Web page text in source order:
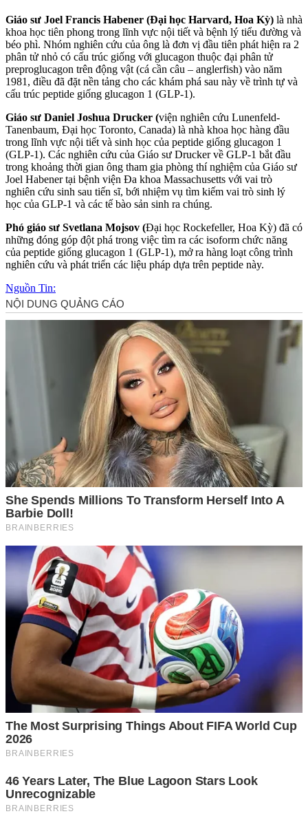
Giáo sư Joel Francis Habener (Đại học Harvard, Hoa Kỳ) là nhà
khoa học tiên phong trong lĩnh vực nội tiết và bệnh lý tiểu đường và
béo phì. Nhóm nghiên cứu của ông là đơn vị đầu tiên phát hiện ra 2
phân tử nhỏ có cấu trúc giống với glucagon thuộc đại phân tử
preproglucagon trên động vật (cá cần câu – anglerfish) vào năm
1981, điều đã đặt nền tảng cho các khám phá sau này về trình tự và
cấu trúc peptide giống glucagon 1 (GLP-1).
Giáo sư Daniel Joshua Drucker (viện nghiên cứu Lunenfeld-
Tanenbaum, Đại học Toronto, Canada) là nhà khoa học hàng đầu
trong lĩnh vực nội tiết và sinh học của peptide giống glucagon 1
(GLP-1). Các nghiên cứu của Giáo sư Drucker về GLP-1 bắt đầu
trong khoảng thời gian ông tham gia phòng thí nghiệm của Giáo sư
Joel Habener tại bệnh viện Đa khoa Massachusetts với vai trò
nghiên cứu sinh sau tiến sĩ, bới nhiệm vụ tìm kiếm vai trò sin‌ּh l‌ּý
học của GLP-1 và các tế bào sản sinh ra chúng.
Phó giáo sư Svetlana Mojsov (Đại học Rockefeller, Hoa Kỳ) đã có
những đóng góp đột phá trong việc tìm ra các isoform chức năng
của peptide giống glucagon 1 (GLP-1), mở ra hàng loạt công trình
nghiên cứu và phát triển các liệu pháp dựa trên peptide này.
Nguồn Tin: